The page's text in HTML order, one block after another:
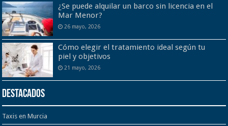
¿Se puede alquilar un barco sin licencia en el
Mar Menor?
26 mayo, 2026
Cómo elegir el tratamiento ideal según tu
piel y objetivos
21 mayo, 2026
Destacados
Taxis en Murcia